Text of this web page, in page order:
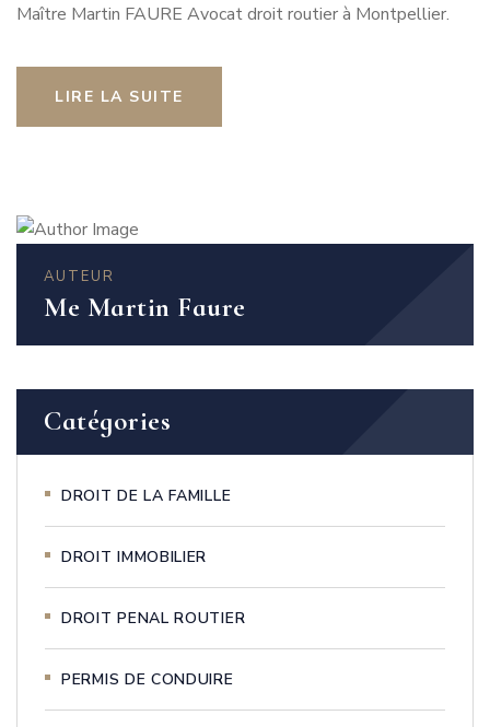
Maître Martin FAURE Avocat droit routier à Montpellier.
LIRE LA SUITE
AUTEUR
Me Martin Faure
Catégories
DROIT DE LA FAMILLE
DROIT IMMOBILIER
DROIT PENAL ROUTIER
PERMIS DE CONDUIRE